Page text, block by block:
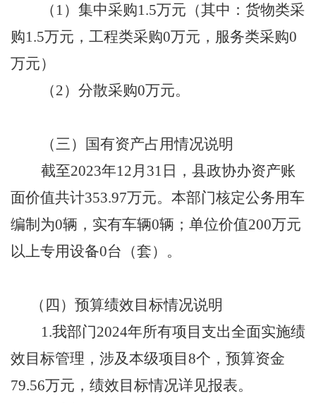
（ 1）集中采购1.5万元（其中：货物类采
购1.5万元，工程类采购0万元，服务类采购0
万元）
（2）分散采购0万元。
（三）国有资产占用情况说明
截至2023年12月31日，县政协办资产账
面价值共计353.97万元。本部门核定公务用车
编制为0辆，实有车辆0辆；单位价值200万元
以上专用设备0台（套）。
（四）预算绩效目标情况说明
1.我部门2024年所有项目支出全面实施绩
效目标管理，涉及本级项目8个，预算资金
79.56万元，绩效目标情况详见报表。